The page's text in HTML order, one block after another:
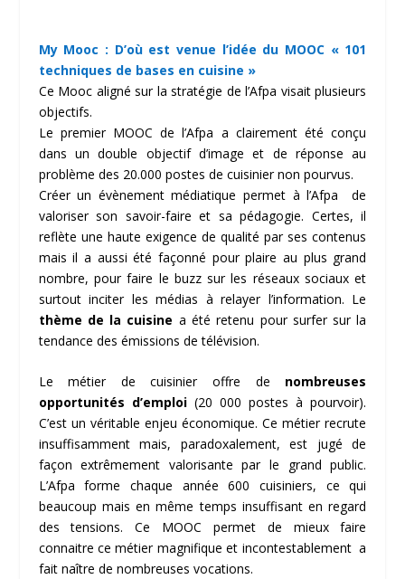
My Mooc : D’où est venue l’idée du MOOC « 101
techniques de bases en cuisine »
Ce Mooc aligné sur la stratégie de l’Afpa visait plusieurs
objectifs.
Le premier MOOC de l’Afpa a clairement été conçu
dans un double objectif d’image et de réponse au
problème des 20.000 postes de cuisinier non pourvus.
Créer un évènement médiatique permet à l’Afpa de
valoriser son savoir-faire et sa pédagogie. Certes, il
reflète une haute exigence de qualité par ses contenus
mais il a aussi été façonné pour plaire au plus grand
nombre, pour faire le buzz sur les réseaux sociaux et
surtout inciter les médias à relayer l’information. Le
thème de la cuisine a été retenu pour surfer sur la
tendance des émissions de télévision.
Le métier de cuisinier offre de nombreuses
opportunités d’emploi (20 000 postes à pourvoir).
C’est un véritable enjeu économique. Ce métier recrute
insuffisamment mais, paradoxalement, est jugé de
façon extrêmement valorisante par le grand public.
L’Afpa forme chaque année 600 cuisiniers, ce qui
beaucoup mais en même temps insuffisant en regard
des tensions. Ce MOOC permet de mieux faire
connaitre ce métier magnifique et incontestablement a
fait naître de nombreuses vocations.